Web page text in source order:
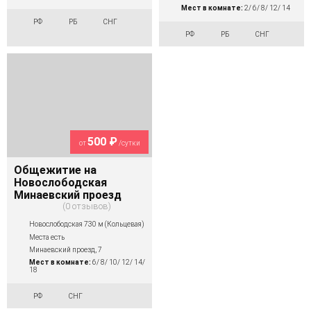
РФ РБ СНГ
Мест в комнате: 2/ 6/ 8/ 12/ 14
РФ РБ СНГ
от500 ₽/сутки
Общежитие на
Новослободская
Минаевский проезд
0 отзывов
Новослободская 730 м (Кольцевая)
Места есть
Минаевский проезд, 7
Мест в комнате: 6/ 8/ 10/ 12/ 14/
18
РФ СНГ